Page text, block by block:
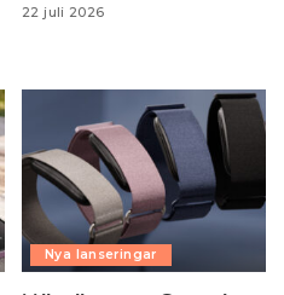
22 juli 2026
Nya lanseringar